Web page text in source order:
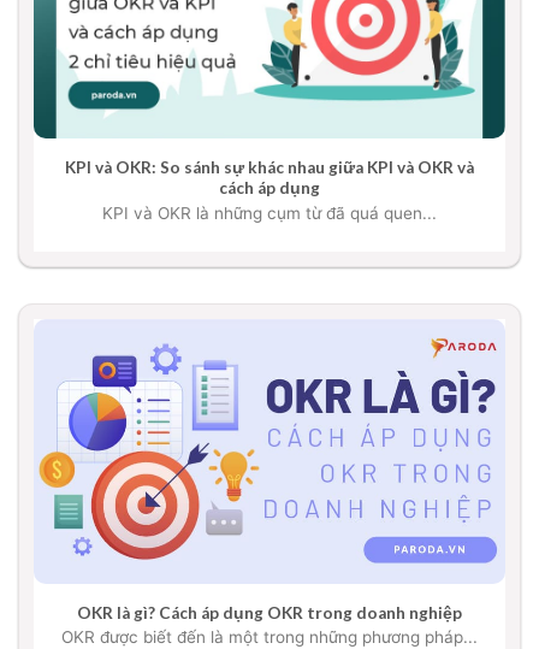
KPI và OKR: So sánh sự khác nhau giữa KPI và OKR và
cách áp dụng
KPI và OKR là những cụm từ đã quá quen...
OKR là gì? Cách áp dụng OKR trong doanh nghiệp
OKR được biết đến là một trong những phương pháp...